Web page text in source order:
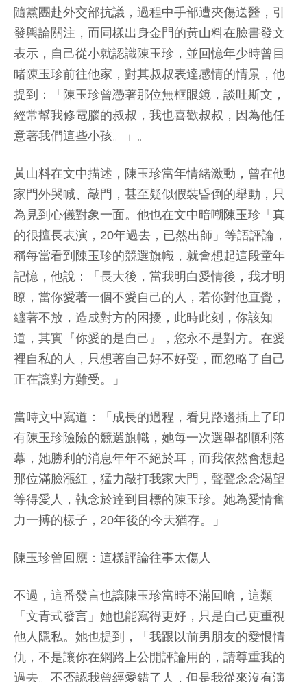
隨黨團赴外交部抗議，過程中手部遭夾傷送醫，引
發輿論關注，而同樣出身金門的黃山料在臉書發文
表示，自己從小就認識陳玉珍，並回憶年少時曾目
睹陳玉珍前往他家，對其叔叔表達感情的情景，他
提到：「陳玉珍曾憑著那位無框眼鏡，談吐斯文，
經常幫我修電腦的叔叔，我也喜歡叔叔，因為他任
意著我們這些小孩。」。
黃山料在文中描述，陳玉珍當年情緒激動，曾在他
家門外哭喊、敲門，甚至疑似假裝昏倒的舉動，只
為見到心儀對象一面。他也在文中暗嘲陳玉珍「真
的很擅長表演，20年過去，已然出師」等語評論，
稱每當看到陳玉珍的競選旗幟，就會想起這段童年
記憶，他說：「長大後，當我明白愛情後，我才明
瞭，當你愛著一個不愛自己的人，若你對他直覺，
纏著不放，造成對方的困擾，此時此刻，你該知
道，其實『你愛的是自己』，您永不是對方。在愛
裡自私的人，只想著自己好不好受，而忽略了自己
正在讓對方難受。」
當時文中寫道：「成長的過程，看見路邊插上了印
有陳玉珍險險的競選旗幟，她每一次選舉都順利落
幕，她勝利的消息年年不絕於耳，而我依然會想起
那位滿臉漲紅，猛力敲打我家大門，聲聲念念渴望
等得愛人，執念於達到目標的陳玉珍。她為愛情奮
力一搏的樣子，20年後的今天猶存。」
陳玉珍曾回應：這樣評論往事太傷人
不過，這番發言也讓陳玉珍當時不滿回嗆，這類
「文青式發言」她也能寫得更好，只是自己更重視
他人隱私。她也提到，「我跟以前男朋友的愛恨情
仇，不是讓你在網路上公開評論用的，請尊重我的
過去。不否認我曾經愛錯了人，但是我從來沒有演